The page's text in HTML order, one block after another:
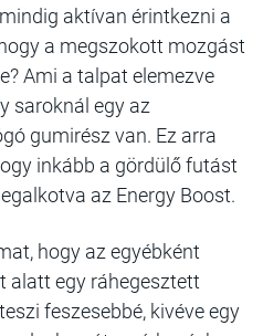
aktívan érintkezni a
a megszokott mozgást
Ami a talpat elemezve
saroknál egy az
gumirész van. Ez arra
inkább a gördülő futást
az Energy Boost.
hogy az egyébként
alatt egy ráhegesztett
feszesebbé, kivéve egy